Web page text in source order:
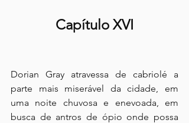
Capítulo XVI
Dorian Gray atravessa de cabriolé a
parte mais miserável da cidade, em
uma noite chuvosa e enevoada, em
busca de antros de ópio onde possa